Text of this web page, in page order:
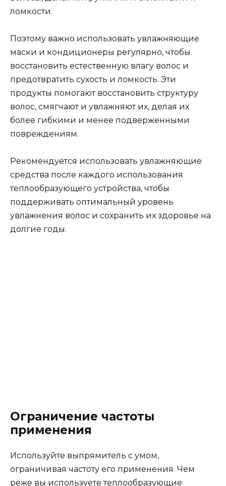
ломкости.
Поэтому важно использовать увлажняющие
маски и кондиционеры регулярно, чтобы
восстановить естественную влагу волос и
предотвратить сухость и ломкость. Эти
продукты помогают восстановить структуру
волос, смягчают и увлажняют их, делая их
более гибкими и менее подверженными
повреждениям.
Рекомендуется использовать увлажняющие
средства после каждого использования
теплообразующего устройства, чтобы
поддерживать оптимальный уровень
увлажнения волос и сохранить их здоровье на
долгие годы.
Ограничение частоты
применения
Используйте выпрямитель с умом,
ограничивая частоту его применения. Чем
реже вы используете теплообразующие